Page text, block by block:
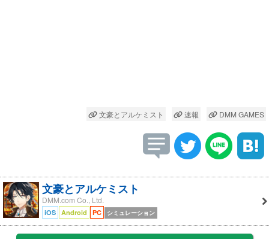
文豪とアルケミスト 速報 DMM GAMES
文豪とアルケミスト
DMM.com Co., Ltd.
iOS Android PC シミュレーション